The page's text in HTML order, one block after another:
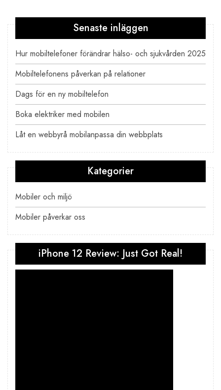
Sidnumrering
för
inlägg
Senaste inläggen
Hur mobiltelefoner förändrar hälso- och sjukvården 2025
Mobiltelefonens påverkan på relationer
Dags för en ny mobiltelefon
Boka elektriker med mobilen
Låt en webbyrå mobilanpassa din webbplats
Kategorier
Mobiler och miljö
Mobiler påverkar oss
iPhone 12 Review: Just Got Real!